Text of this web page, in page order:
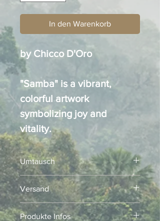
In den Warenkorb
by Chicco D'Oro
"Samba" is a vibrant,
colorful artwork
symbolizing joy and
vitality.
Umtausch
Kein Umtausch!
Versand
Versand innert 3-5 Werktage
Produkte Infos